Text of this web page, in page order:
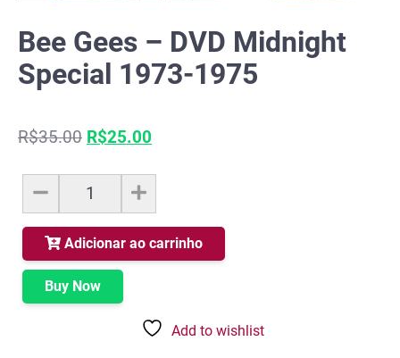
Bee Gees – DVD Midnight
Special 1973-1975
R$35.00 O
original
era:
R$35.00.
R$25.00
atual
R$25.00.
-
DVD
Midnight
Special
1973-
Adicionar ao carrinho
Buy Now
Add to wishlist